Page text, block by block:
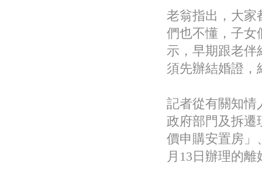
老翁指出，大家
們也不懂，子女
示，早期跟老伴
須先辦結婚證
記者從有關知情
政府部門及拆遷
價申購安置房」
月13日辦理的